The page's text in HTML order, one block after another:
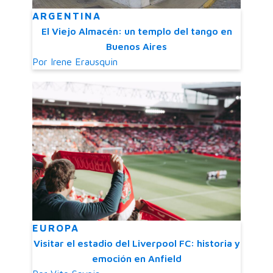
ARGENTINA
El Viejo Almacén: un templo del tango en
Buenos Aires
Por Irene Erausquin
EUROPA
Visitar el estadio del Liverpool FC: historia y
emoción en Anfield